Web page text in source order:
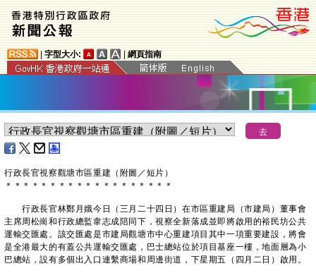
字型大小: 網頁指南
行政長官視察觀塘市區重建（附圖 ／短片 ）
＊ ＊ ＊ ＊ ＊ ＊ ＊ ＊ ＊ ＊ ＊ ＊ ＊ ＊ ＊ ＊ ＊ ＊ ＊
行政長官林鄭月娥今日（三月二十四日）在市區重建局（市建局）董事會
主席周松崗和行政總監韋志成陪同下，視察全新落成並即將啟用的裕民坊公共
運輸交匯處。該交匯處是市建局觀塘市中心重建項目其中一項重要建設，將會
是全港最大的有蓋公共運輸交匯處，巴士總站位於項目基座一樓，地面層為小
巴總站，設有多個出入口連繫商場和周邊街道，下星期五（四月二日）啟用。